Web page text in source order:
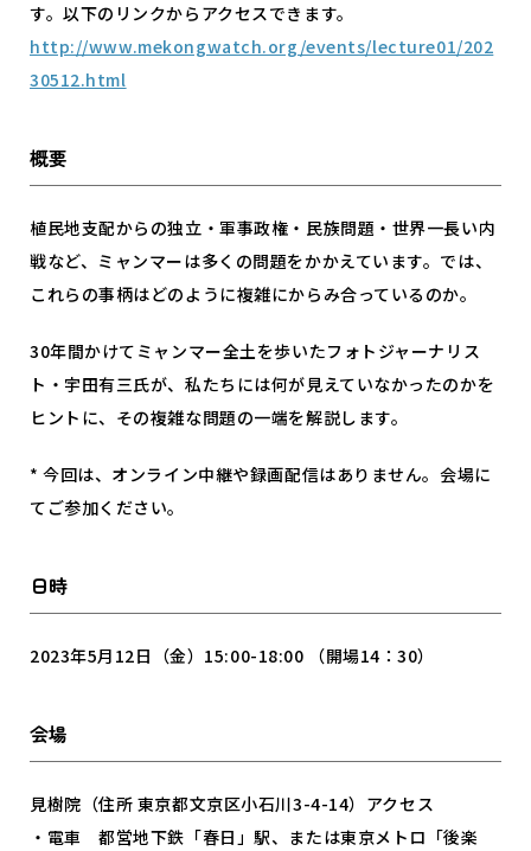
す。以下のリンクからアクセスできます。
http://www.mekongwatch.org/events/lecture01/202
30512.html
概要
植民地支配からの独立・軍事政権・民族問題・世界一長い内
戦など、ミャンマーは多くの問題をかかえています。では、
これらの事柄はどのように複雑にからみ合っているのか。
30年間かけてミャンマー全土を歩いたフォトジャーナリス
ト・宇田有三氏が、私たちには何が見えていなかったのかを
ヒントに、その複雑な問題の一端を解説します。
* 今回は、オンライン中継や録画配信はありません。会場に
てご参加ください。
日時
2023年5月12日（金）15:00-18:00 （開場14：30）
会場
見樹院（住所 東京都文京区小石川3-4-14）アクセス
・電車 都営地下鉄「春日」駅、または東京メトロ「後楽